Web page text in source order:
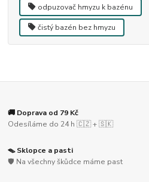
odpuzovač hmyzu k bazénu
čistý bazén bez hmyzu
🚚 Doprava od 79 Kč
Odesíláme do 24 h 🇨🇿 + 🇸🇰
🪤 Sklopce a pasti
🛡️ Na všechny škůdce máme past